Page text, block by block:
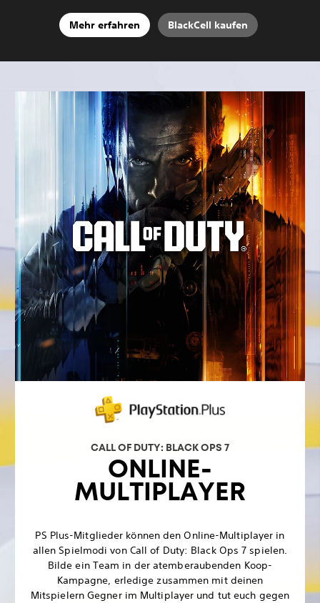
Mehr erfahren BlackCell kaufen
CALL OF DUTY: BLACK OPS 7
ONLINE-
MULTIPLAYER
PS Plus-Mitglieder können den Online-Multiplayer in
allen Spielmodi von Call of Duty: Black Ops 7 spielen.
Bilde ein Team in der atemberaubenden Koop-
Kampagne, erledige zusammen mit deinen
Mitspielern Gegner im Multiplayer und tut euch gegen